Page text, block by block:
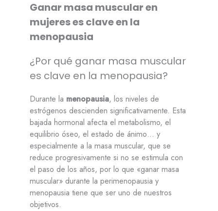
Ganar masa muscular en
mujeres es clave en la
menopausia
¿Por qué ganar masa muscular
es clave en la menopausia?
Durante la menopausia, los niveles de
estrógenos descienden significativamente. Esta
bajada hormonal afecta el metabolismo, el
equilibrio óseo, el estado de ánimo… y
especialmente a la masa muscular, que se
reduce progresivamente si no se estimula con
el paso de los años, por lo que «ganar masa
muscular» durante la perimenopausia y
menopausia tiene que ser uno de nuestros
objetivos.